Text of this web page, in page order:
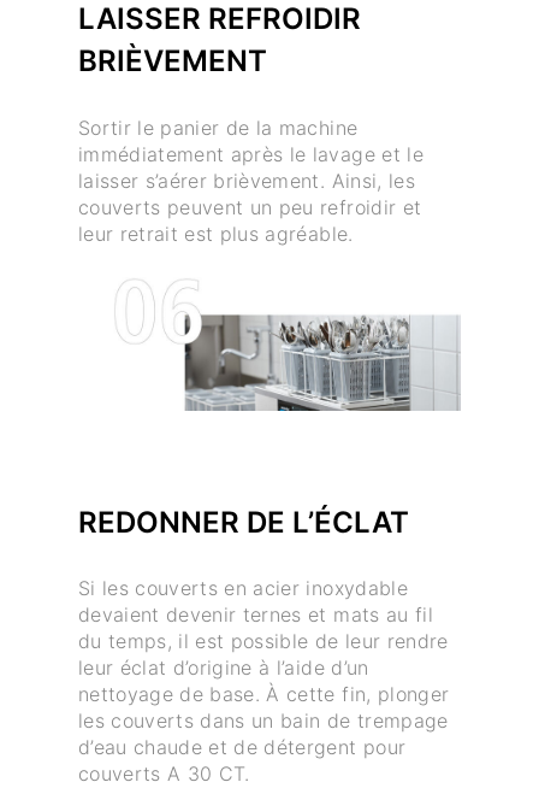
LAISSER REFROIDIR
BRIÈVEMENT
Sortir le panier de la machine
immédiatement après le lavage et le
laisser s’aérer brièvement. Ainsi, les
couverts peuvent un peu refroidir et
leur retrait est plus agréable.
REDONNER DE L’ÉCLAT
Si les couverts en acier inoxydable
devaient devenir ternes et mats au fil
du temps, il est possible de leur rendre
leur éclat d’origine à l’aide d’un
nettoyage de base. À cette fin, plonger
les couverts dans un bain de trempage
d’eau chaude et de détergent pour
couverts A 30 CT.